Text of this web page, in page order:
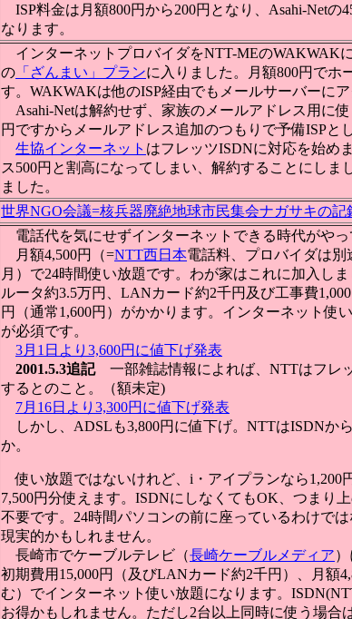
ISP料金は月額800円から200円となり、Asahi-Netの
なります。
インターネットプロバイダをNTT-MEのWAKWAK
の 「ざんまい」プランに入りました。月額800円でホ
す。WAKWAKは他のISP経由でもメールサーバーに
Asahi-Netは解約せず、家族のメールアドレス用に
円ですからメールアドレス追加のつもりで予備ISPと
生協インターネット はフレッツISDNに対応を始め
ス500円と割高になってしまい、解約することにしま
ました。
世界NGO会議=核兵器廃絶地球市民集会ナガサキの記
電話代を気にせずインターネットできる時代がやっ
月額4,500円（=NTT西日本電話料、プロバイダは別
月）で24時間使い放題です。わが家はこれに加入し
ルータ約3.5万円、LANカード約2千円及び工事費
円（通常1,600円）がかかります。インターネット使
が必須です。
3月1日より3,600円に値下げ発表
2001.5.3追記一部雑誌情報によれば、NTTはフレ
するとのこと。（額未定)
7月16日より3,300円に値下げ発表
しかし、ADSLも3,800円に値下げ。NTTはISDNか
か。
使い放題ではないけれど、i・アイプランなら1,200
7,500円分使えます。ISDNにしなくてもOK、つまり
不要です。24時間パソコンの前に座っているわけで
現実的かもしれません。
長崎市でケーブルテレビ（長崎ケーブルメディア
初期費用15,000円（及びLANカード約2千円）、月額
む）でインターネット使い放題になります。
お得かもしれません。ただし2台以上同時に使う場合